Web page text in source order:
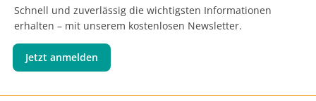
Schnell und zuverlässig die wichtigsten Informationen
erhalten – mit unserem kostenlosen Newsletter.
Jetzt anmelden